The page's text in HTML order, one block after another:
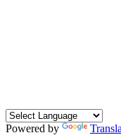
Powered by